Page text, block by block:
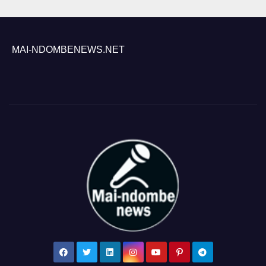
MAI-NDOMBENEWS.NET